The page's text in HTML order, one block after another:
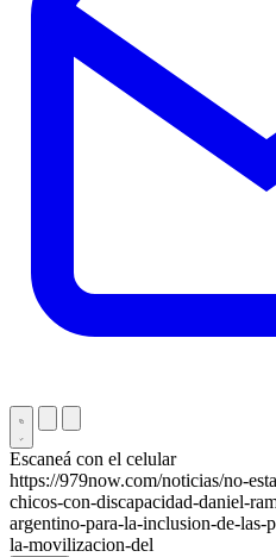
Escaneá con el celular
https://979now.com/noticias/no-
chicos-con-discapacidad-daniel-
argentino-para-la-inclusion-de-las-
la-movilizacion-del